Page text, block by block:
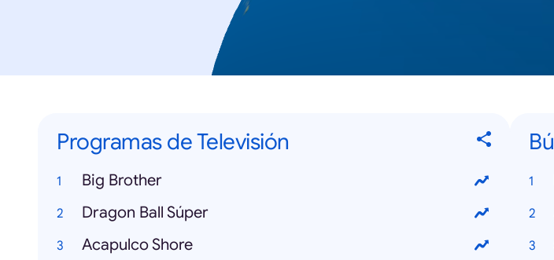
Programas de Televisión
Big Brother
Dragon Ball Súper
Acapulco Shore